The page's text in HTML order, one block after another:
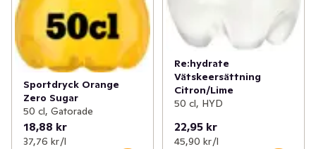
Sportdryck Orange
Zero Sugar
50 cl, Gatorade
18,88 kr
37,76 kr /l
Re:hydrate
Vätskeersättning
Citron/Lime
50 cl, HYD
22,95 kr
45,90 kr /l